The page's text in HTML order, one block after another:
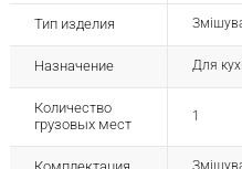
Тип изделия
Назначение Для
Количество
грузовых мест
1